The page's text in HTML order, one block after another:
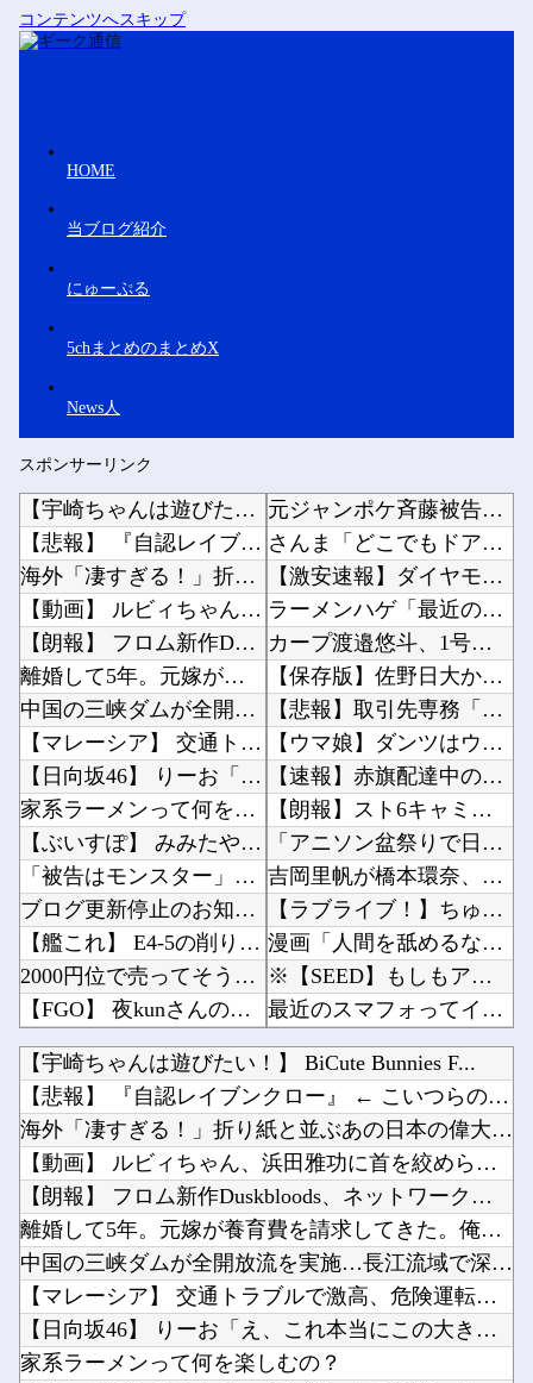
コンテンツへスキップ
HOME
当ブログ紹介
にゅーぷる
5chまとめのまとめX
News人
スポンサーリンク
【宇崎ちゃんは遊びたい！】 BiCute Bunnies Figure「宇崎花」「宇崎月」...
【悲報】 『自認レイブンクロー』 ← こいつらのタチ悪い率は異常
海外「凄すぎる！」折り紙と並ぶあの日本の偉大な発明に海外がびっくり仰天
【動画】 ルビィちゃん、浜田雅功に首を絞められたせいで段々おかしな仕事が増える
【朗報】 フロム新作Duskbloods、ネットワークテストキタ━━━━(゜∀゜)━━━━...
離婚して5年。元嫁が養育費を請求してきた。俺「は？子供何歳？」元嫁「3歳だよ！慰謝料をさっ...
中国の三峡ダムが全開放流を実施…長江流域で深刻な洪水被害！
【マレーシア】 交通トラブルで激高、危険運転の末に側溝へ転落 車は大破、男に重い法的責任も
【日向坂46】 りーお「え、これ本当にこの大きさなのかな」【藤嶌果歩 1st写真集】
家系ラーメンって何を楽しむの？
【ぶいすぽ】 みみたや、水に濡れるのが嫌いすぎて水着を1着も持っていない→スク水を着せられ...
「被告はモンスター」元ジャンポケ斉藤慎二被告に懲役７年求刑でほぼ実刑確実？弁護側の主張が無...
ブログ更新停止のお知らせ
【艦これ】 E4-5の削りって水上と機動どっちでやったでち？
2000円位で売ってそうなエ□同人的デビルサマナー 第2話
【FGO】 夜kunさんのモルガンイラスト！！ 蝶の羽好きです！
やっぱり肉が好き
イチロー「打率２割でいいなら40本打てる」←実際打てたんかな
海外「なんだって？！」PSGが鈴木彩艶の獲得へ増額オファーを準備していることに海外大騒ぎ！...
Powered by livedoor 相互RSS
元ジャンポケ斉藤被告、ガチでぶっ壊れてしまう他
さんま「どこでもドア？あれ不便やで」他
【激安速報】ダイヤモンドの功罪、リアル、ひゃくえむ。などがKindle実質半額になるセール...
ラーメンハゲ「最近のインスタントは店に出せるレベル」ラーメン大好きJK「店とインスタントの...
カープ渡邉悠斗、1号ホームラン！中日宮内から今季初本塁打！仲田侑仁タイムリー＆マルチ他
【保存版】佐野日大から岡山学芸館まで、甲子園初戦を沸かせた好投手を一気読みｗｗｗ他
【悲報】取引先専務「Aを20個注文する」 ぼく「いつも1～2個しか使わないけど本当に20で...
【ウマ娘】ダンツはウェイトレスの格好が1番似合うよな。他
【速報】赤旗配達中の共産党市議７８歳のじいさん、左に寄りすぎたか車で民家当て逃げ他
【朗報】スト6キャミイ、1/3スケールフィギュアが登場他
「アニソン盆祭りで日本の品格が落ちた」と酷評した元女優、「あんたが品格を語るのかよ！」と総...
吉岡里帆が橋本環奈、広瀬すずクラスになれなかった理由ｗｗｗｗｗｗ他
【ラブライブ！】ちゅーとりえらいぶのブレードの電池なんだけど他
漫画「人間を舐めるなよ…！」←こういう展開好きなんやがｗｗｗｗ他
※【SEED】もしもアズラエルがMSに乗って戦うタイプの悪役だったら他
最近のスマフォってイヤホンジャック付いてないの?他
韓国人「日本がJリーグ開幕戦で記録した歴代最多観客数がこちら…」→「Kリーグとは次元が違う...
【AI】8割がGemini利用、ChatGPTは68% AI利用調査他
大谷の元通訳・水原受刑者、24年の韓国遠征に「なんでドジャースが韓国に？」「日本なら分かる...
【Vtuber】けもみみりふれっ!活動5周年記念♡3D新衣装お披露目！viviONとけもり...
2026スーパーフォーミュラ第8戦「SUGO」決勝結果他
お前らが使ってみたい武器他
【悲報】日本の警察さん、すぐ簡単に銃を撃ってしまうようになる他
小学館、「マンガワン」とは別の大問題が判明してしまう…他
【宇崎ちゃんは遊びたい！】 BiCute Bunnies F...
【悲報】 『自認レイブンクロー』 ← こいつらのタチ悪い率は...
海外「凄すぎる！」折り紙と並ぶあの日本の偉大な発明に海外がび...
【動画】 ルビィちゃん、浜田雅功に首を絞められたせいで段々お...
【朗報】 フロム新作Duskbloods、ネットワークテスト...
離婚して5年。元嫁が養育費を請求してきた。俺「は？子供何歳？...
中国の三峡ダムが全開放流を実施…長江流域で深刻な洪水被害！
【マレーシア】 交通トラブルで激高、危険運転の末に側溝へ転落...
【日向坂46】 りーお「え、これ本当にこの大きさなのかな」【...
家系ラーメンって何を楽しむの？